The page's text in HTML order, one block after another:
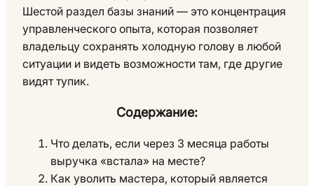
Шестой раздел базы знаний — это концентрация
управленческого опыта, которая позволяет
владельцу сохранять холодную голову в любой
ситуации и видеть возможности там, где другие
видят тупик.
Содержание:
Что делать, если через 3 месяца работы
выручка «встала» на месте?
Как уволить мастера, который является